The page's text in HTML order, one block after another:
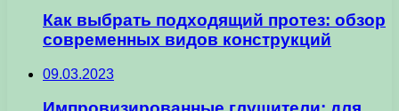
Как выбрать подходящий протез: обзор
современных видов конструкций
09.03.2023